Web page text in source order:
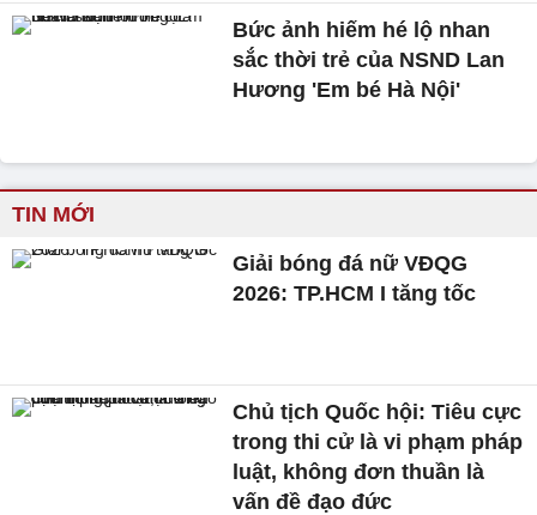
Bức ảnh hiếm hé lộ nhan
sắc thời trẻ của NSND Lan
Hương 'Em bé Hà Nội'
TIN MỚI
Giải bóng đá nữ VĐQG
2026: TP.HCM I tăng tốc
Chủ tịch Quốc hội: Tiêu cực
trong thi cử là vi phạm pháp
luật, không đơn thuần là
vấn đề đạo đức